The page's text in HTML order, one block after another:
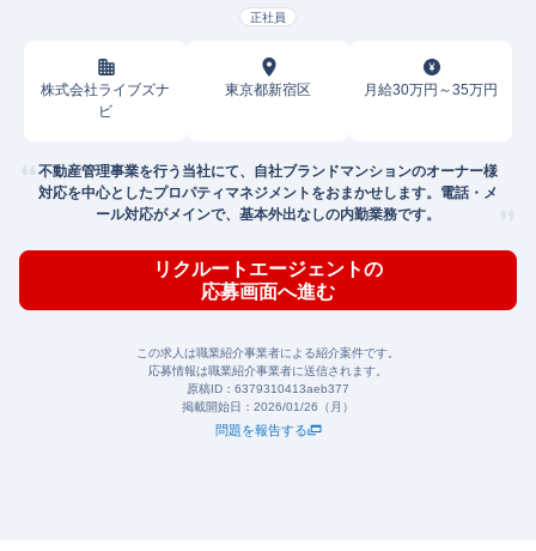
ティマネージャー
正社員
株式会社ライブズナ
ビ
東京都新宿区 月給30万円～35万円
不動産管理事業を行う当社にて、自社ブランドマンションのオーナー様
対応を中心としたプロパティマネジメントをおまかせします。電話・メ
ール対応がメインで、基本外出なしの内勤業務です。
リクルートエージェントの
応募画面へ進む
この求人は職業紹介事業者による紹介案件です。
応募情報は職業紹介事業者に送信されます。
原稿ID： 6379310413aeb377
掲載開始日： 2026/01/26（月）
問題を報告する